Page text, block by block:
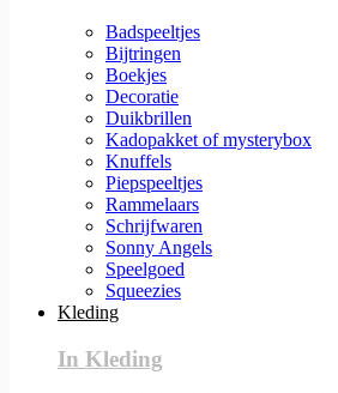
Badspeeltjes
Bijtringen
Boekjes
Decoratie
Duikbrillen
Kadopakket of mysterybox
Knuffels
Piepspeeltjes
Rammelaars
Schrijfwaren
Sonny Angels
Speelgoed
Squeezies
Kleding
In Kleding